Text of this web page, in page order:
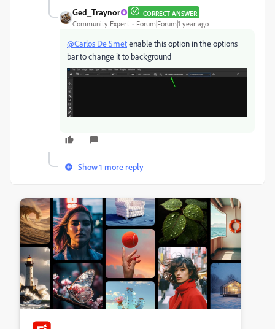
Ged_Traynor CORRECT ANSWER
Community Expert Forum|Forum|1 year ago
@Carlos De Smetenable this option in the options
bar to change it to background
Show 1 more reply